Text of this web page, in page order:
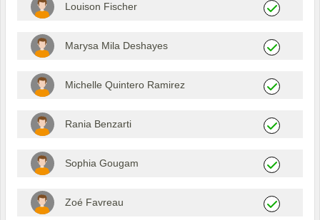
Louison Fischer
Marysa Mila Deshayes
Michelle Quintero Ramirez
Rania Benzarti
Sophia Gougam
Zoé Favreau